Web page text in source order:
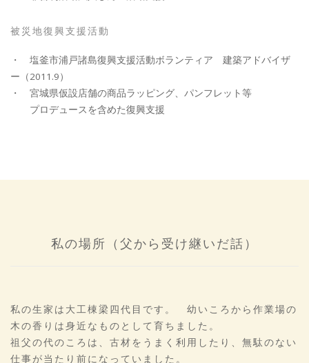
被災地復興支援活動
・ 塩釜市浦戸諸島復興支援活動ボランティア 建築アドバイザ
ー（2011.9）
・ 宮城県仮設店舗の商品ラッピング、パンフレット等
プロデュースを含めた復興支援
私の場所（父から受け継いだ話）
私の生家は大工棟梁四代目です。 幼いころから作業場の
木の香りは身近なものとして育ちました。
祖父の代のころは、古材をうまく利用したり、無駄のない
仕事が当たり前になっていました。